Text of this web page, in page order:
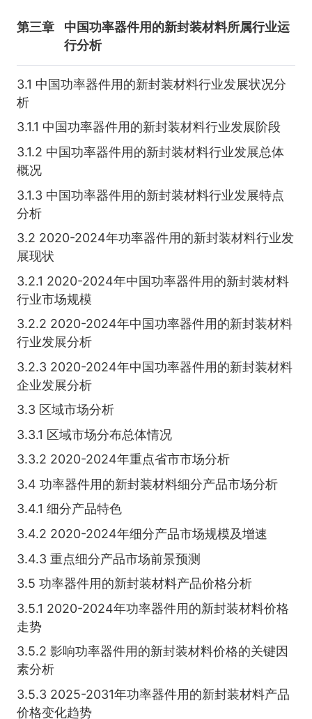
第三章
中国功率器件用的新封装材料所属行业运
行分析
3.1 中国功率器件用的新封装材料行业发展状况分
析
3.1.1 中国功率器件用的新封装材料行业发展阶段
3.1.2 中国功率器件用的新封装材料行业发展总体
概况
3.1.3 中国功率器件用的新封装材料行业发展特点
分析
3.2 2020-2024年功率器件用的新封装材料行业发
展现状
3.2.1 2020-2024年中国功率器件用的新封装材料
行业市场规模
3.2.2 2020-2024年中国功率器件用的新封装材料
行业发展分析
3.2.3 2020-2024年中国功率器件用的新封装材料
企业发展分析
3.3 区域市场分析
3.3.1 区域市场分布总体情况
3.3.2 2020-2024年重点省市市场分析
3.4 功率器件用的新封装材料细分产品市场分析
3.4.1 细分产品特色
3.4.2 2020-2024年细分产品市场规模及增速
3.4.3 重点细分产品市场前景预测
3.5 功率器件用的新封装材料产品价格分析
3.5.1 2020-2024年功率器件用的新封装材料价格
走势
3.5.2 影响功率器件用的新封装材料价格的关键因
素分析
3.5.3 2025-2031年功率器件用的新封装材料产品
价格变化趋势